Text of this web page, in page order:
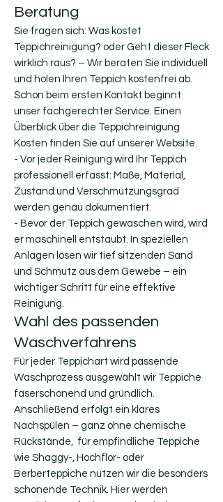
Beratung
Sie fragen sich: Was kostet
Teppichreinigung? oder Geht dieser Fleck
wirklich raus? – Wir beraten Sie individuell
und holen Ihren Teppich kostenfrei ab.
Schon beim ersten Kontakt beginnt
unser fachgerechter Service. Einen
Überblick über die Teppichreinigung
Kosten finden Sie auf unserer Website.
- Vor jeder Reinigung wird Ihr Teppich
professionell erfasst: Maße, Material,
Zustand und Verschmutzungsgrad
werden genau dokumentiert.
- Bevor der Teppich gewaschen wird, wird
er maschinell entstaubt. In speziellen
Anlagen lösen wir tief sitzenden Sand
und Schmutz aus dem Gewebe – ein
wichtiger Schritt für eine effektive
Reinigung.
Wahl des passenden
Waschverfahrens
Für jeder Teppichart wird passende
Waschprozess ausgewählt wir Teppiche
faserschonend und gründlich.
Anschließend erfolgt ein klares
Nachspülen – ganz ohne chemische
Rückstände, für empfindliche Teppiche
wie Shaggy-, Hochflor- oder
Berberteppiche nutzen wir die besonders
schonende Technik. Hier werden